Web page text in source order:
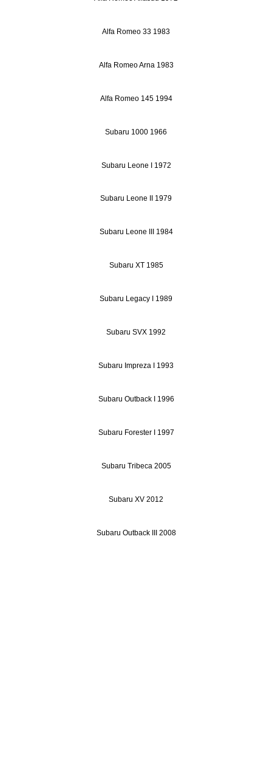
Alfa Romeo 33 1983
Alfa Romeo Arna 1983
Alfa Romeo 145 1994
Subaru 1000 1966
Subaru Leone I 1972
Subaru Leone II 1979
Subaru Leone III 1984
Subaru XT 1985
Subaru Legacy I 1989
Subaru SVX 1992
Subaru Impreza I 1993
Subaru Outback I 1996
Subaru Forester I 1997
Subaru Tribeca 2005
Subaru XV 2012
Subaru Outback III 2008